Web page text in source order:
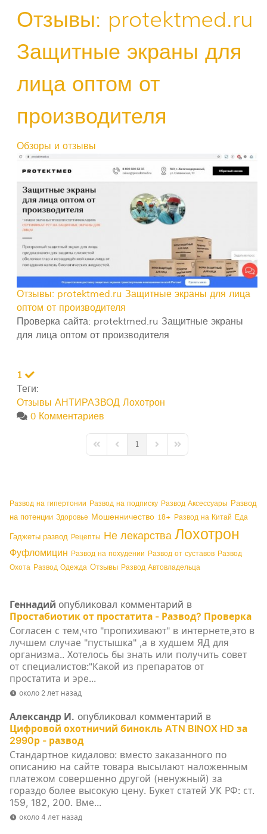
Отзывы: protektmed.ru
Защитные экраны для
лица оптом от
производителя
Обзоры и отзывы
Отзывы: protektmed.ru Защитные экраны для лица
оптом от производителя
Проверка сайта: protektmed.ru Защитные экраны
для лица оптом от производителя
1
Теги:
Отзывы АНТИРАЗВОД Лохотрон
0 Комментариев
First PagePrevious Page
1 Next PageLast Page
Развод на гипертонии Развод на подписку Развод Аксессуары Развод
на потенции Здоровье Мошенничество 18+ Развод на Китай Еда
Гаджеты развод Рецепты Не лекарства Лохотрон
Фуфломицин Развод на похудении Развод от суставов Развод
Охота Развод Одежда Отзывы Развод Автовладельца
Геннадий опубликовал комментарий в
Простабиотик от простатита - Развод? Проверка
Согласен с тем,что "пропихивают" в интернете,это в
лучшем случае "пустышка" ,а в худшем ЯД для
организма.. Хотелось бы знать или получить совет
от специалистов:"Какой из препаратов от
простатита и эре...
около 2 лет назад
Александр И. опубликовал комментарий в
Цифровой охотничий бинокль ATN BINOX HD за
2990р - развод
Стандартное кидалово: вместо заказанного по
описанию на сайте товара высылают наложенным
платежом совершенно другой (ненужный) за
гораздо более высокую цену. Букет статей УК РФ: ст.
159, 182, 200. Вме...
около 4 лет назад